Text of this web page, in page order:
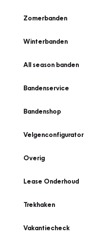
Zomerbanden
Winterbanden
All season banden
Bandenservice
Bandenshop
Velgenconfigurator
Overig
Lease Onderhoud
Trekhaken
Vakantiecheck